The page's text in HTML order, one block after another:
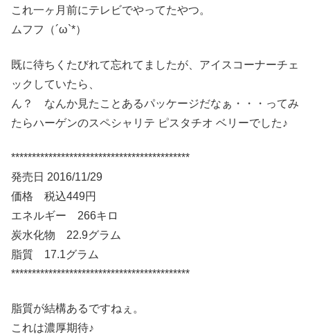
これ一ヶ月前にテレビでやってたやつ。
ムフフ（´ω`*）
既に待ちくたびれて忘れてましたが、アイスコーナーチェ
ックしていたら、
ん？ なんか見たことあるパッケージだなぁ・・・ってみ
たらハーゲンのスペシャリテ ピスタチオ ベリーでした♪
*******************************************
発売日 2016/11/29
価格 税込449円
エネルギー 266キロ
炭水化物 22.9グラム
脂質 17.1グラム
*******************************************
脂質が結構あるですねぇ。
これは濃厚期待♪